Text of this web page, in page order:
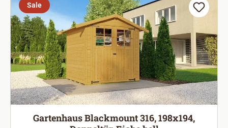
Sale
Gartenhaus Blackmount 316, 198x194,